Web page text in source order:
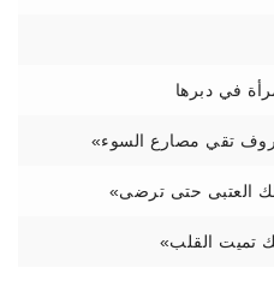
في دبرها
تقي مصارع السوء»
العتبى حتى ترضى»
تميت القلب»